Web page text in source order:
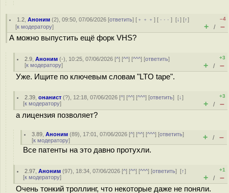
1.2 ,Аноним (2), 09:50, 07/06/2026 [ответить] [ ﹢﹢﹢] [ · · ·][↓] [↑]
[к модератору]
–4
+ / –
А можно выпустить ещё форк VHS?
2.9 ,Аноним (-), 10:25, 07/06/2026 [^] [^^] [^^^] [ответить]
[к модератору]
+3
+ / –
Уже. Ищите по ключевым словам "LTO tape".
2.39 ,онанист (?), 12:18, 07/06/2026 [^] [^^] [^^^] [ответить][↓]
[к модератору]
+3
+ / –
а лицензия позволяет?
3.89 ,Аноним (89), 17:01, 07/06/2026 [^] [^^] [^^^] [ответить]
[к модератору] + / –
Все патенты на это давно протухли.
2.97 ,Аноним (97), 18:34, 07/06/2026 [^] [^^] [^^^] [ответить][↑]
[к модератору]
+1
+ / –
Очень тонкий троллинг, что некоторые даже не поняли.